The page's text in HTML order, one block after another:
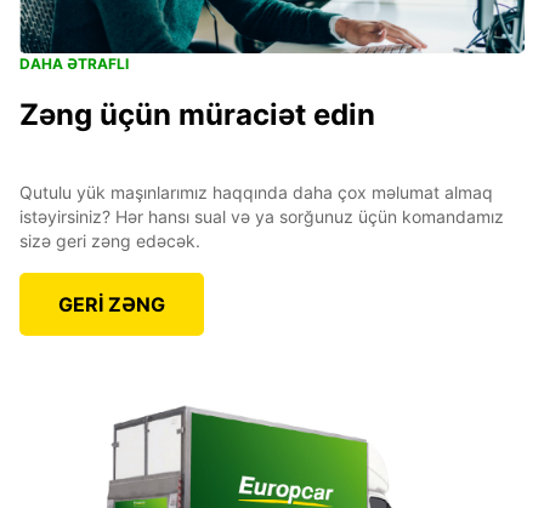
DAHA ƏTRAFLI
Zəng üçün müraciət edin
Qutulu yük maşınlarımız haqqında daha çox məlumat almaq
istəyirsiniz? Hər hansı sual və ya sorğunuz üçün komandamız
sizə geri zəng edəcək.
GERİ ZƏNG